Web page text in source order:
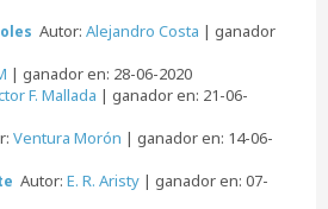
Autor: Alejandro Costa | ganador
| ganador en: 28-06-2020
F. Mallada | ganador en: 21-06-
Ventura Morón | ganador en: 14-06-
Autor: E. R. Aristy | ganador en: 07-